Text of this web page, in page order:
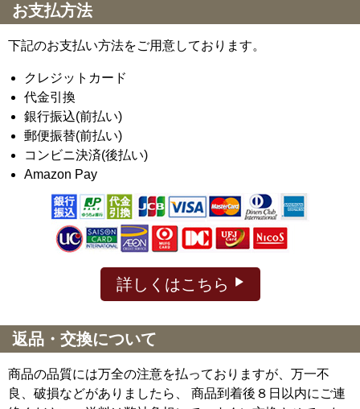
お支払方法
下記のお支払い方法をご用意しております。
クレジットカード
代金引換
銀行振込(前払い)
郵便振替(前払い)
コンビニ決済(後払い)
Amazon Pay
詳しくはこちら
返品・交換について
商品の品質には万全の注意を払っておりますが、万一不
良、破損などがありましたら、 商品到着後８日以内にご連